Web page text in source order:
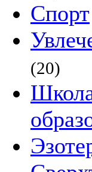
Спорт
(20)